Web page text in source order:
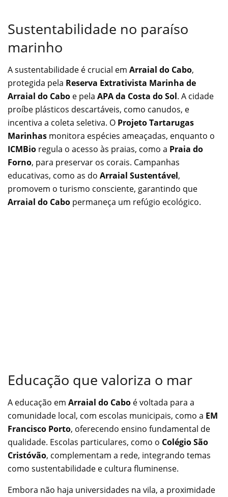
Sustentabilidade no paraíso
marinho
A sustentabilidade é crucial em Arraial do Cabo,
protegida pela Reserva Extrativista Marinha de
Arraial do Cabo e pela APA da Costa do Sol. A cidade
proíbe plásticos descartáveis, como canudos, e
incentiva a coleta seletiva. O Projeto Tartarugas
Marinhas monitora espécies ameaçadas, enquanto o
ICMBio regula o acesso às praias, como a Praia do
Forno, para preservar os corais. Campanhas
educativas, como as do Arraial Sustentável,
promovem o turismo consciente, garantindo que
Arraial do Cabo permaneça um refúgio ecológico.
Educação que valoriza o mar
A educação em Arraial do Cabo é voltada para a
comunidade local, com escolas municipais, como a EM
Francisco Porto, oferecendo ensino fundamental de
qualidade. Escolas particulares, como o Colégio São
Cristóvão, complementam a rede, integrando temas
como sustentabilidade e cultura fluminense.
Embora não haja universidades na vila, a proximidade